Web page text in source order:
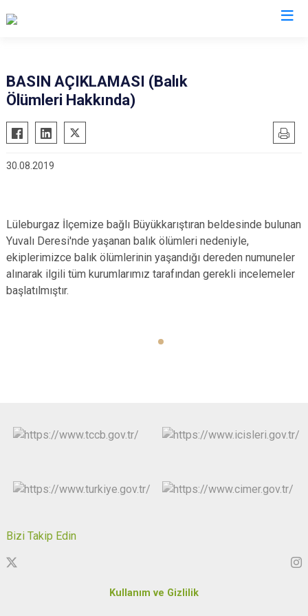
BASIN AÇIKLAMASI (Balık
Ölümleri Hakkında)
30.08.2019
Lüleburgaz İlçemize bağlı Büyükkarıştıran beldesinde bulunan
Yuvalı Deresi'nde yaşanan balık ölümleri nedeniyle,
ekiplerimizce balık ölümlerinin yaşandığı dereden numuneler
alınarak ilgili tüm kurumlarımız tarafından gerekli incelemeler
başlatılmıştır.
Bizi Takip Edin
Kullanım ve Gizlilik